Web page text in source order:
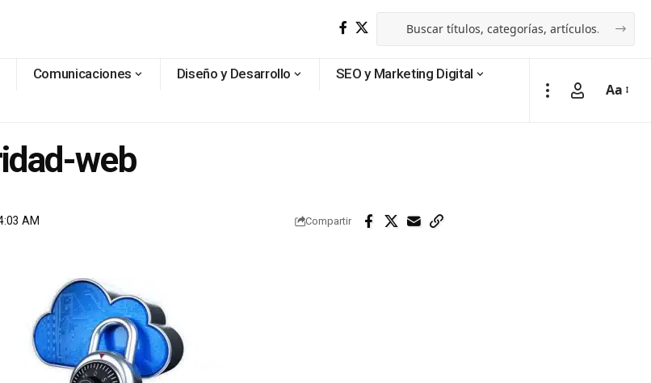
Comunicaciones Diseño y Desarrollo
SEO y Marketing Digital
Aa
web
AM Compartir